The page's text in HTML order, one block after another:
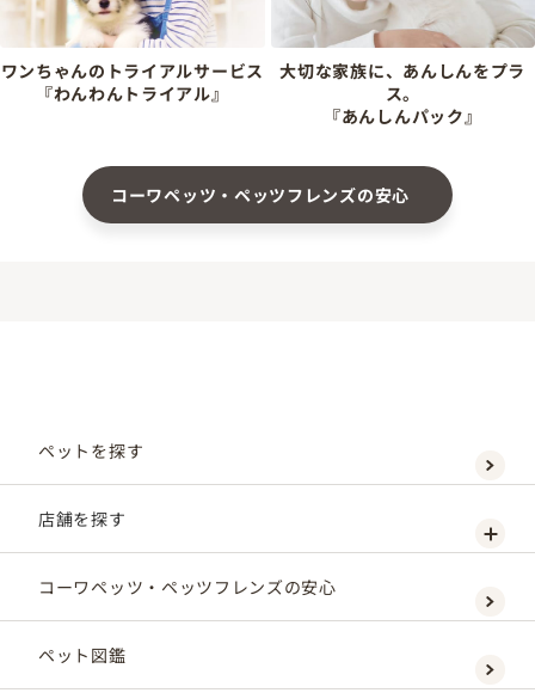
ワンちゃんのトライアルサービス
『わんわんトライアル』
大切な家族に、あんしんをプラ
ス。
『あんしんパック』
コーワペッツ・ペッツフレンズの安心
ペットを探す
店舗を探す
コーワペッツ・ペッツフレンズの安心
ペット図鑑